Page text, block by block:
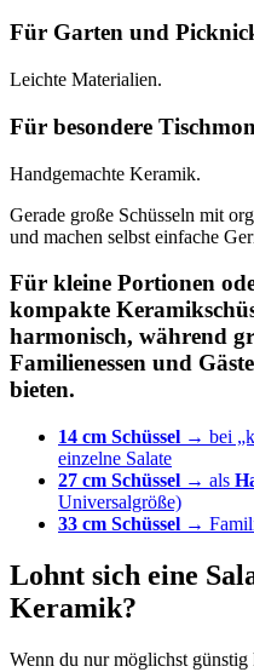
Für Garten und
Leichte Materialien.
Für besondere
Handgemachte Keramik.
Gerade große Schüsseln mit
und machen selbst einfache
Für kleine Portionen
kompakte
harmonisch, während
Familienessen und
bieten.
14 cm Schüssel → bei
einzelne Salate
27 cm Schüssel → als
Universalgröße)
33 cm Schüssel →
Lohnt sich eine
Keramik?
Wenn du nur möglichst